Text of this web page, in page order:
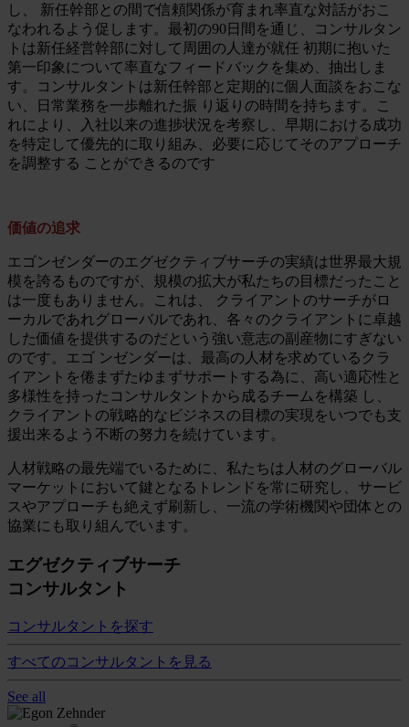
し、 新任幹部との間で信頼関係が育まれ率直な対話がおこ
なわれるよう促します。最初の90日間を通じ、コンサルタン
トは新任経営幹部に対して周囲の人達が就任 初期に抱いた
第一印象について率直なフィードバックを集め、抽出しま
す。コンサルタントは新任幹部と定期的に個人面談をおこな
い、日常業務を一歩離れた振 り返りの時間を持ちます。こ
れにより、入社以来の進捗状況を考察し、早期における成功
を特定して優先的に取り組み、必要に応じてそのアプローチ
を調整する ことができるのです
価値の追求
エゴンゼンダーのエグゼクティブサーチの実績は世界最大規
模を誇るものですが、規模の拡大が私たちの目標だったこと
は一度もありません。これは、 クライアントのサーチがロ
ーカルであれグローバルであれ、各々のクライアントに卓越
した価値を提供するのだという強い意志の副産物にすぎない
のです。エゴ ンゼンダーは、最高の人材を求めているクラ
イアントを倦まずたゆまずサポートする為に、高い適応性と
多様性を持ったコンサルタントから成るチームを構築 し、
クライアントの戦略的なビジネスの目標の実現をいつでも支
援出来るよう不断の努力を続けています。
人材戦略の最先端でいるために、私たちは人材のグローバル
マーケットにおいて鍵となるトレンドを常に研究し、サービ
スやアプローチも絶えず刷新し、一流の学術機関や団体との
協業にも取り組んでいます。
エグゼクティブサーチ
コンサルタント
コンサルタントを探す
すべてのコンサルタントを見る
See all